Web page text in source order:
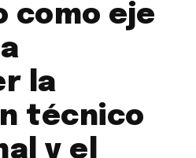
eje
la
técnico
y el